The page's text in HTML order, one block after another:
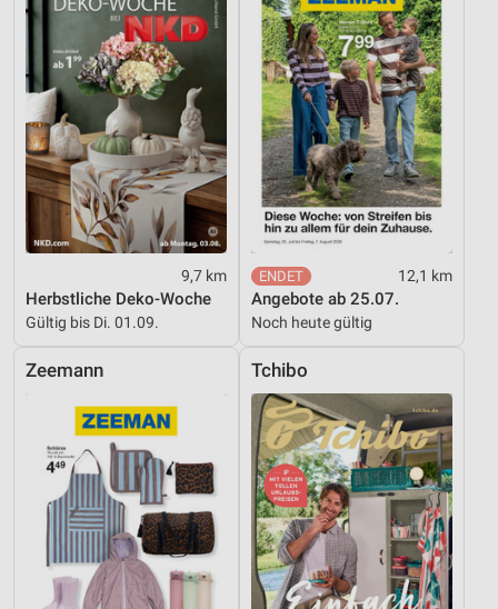
9,7 km
Herbstliche Deko-Woche
Gültig bis Di. 01.09.
12,1 km
Angebote ab 25.07.
Noch heute gültig
Zeemann Tchibo